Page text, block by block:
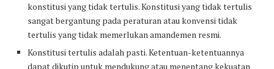
konstitusi yang tidak tertulis. Konstitusi yang tidak tertulis
sangat bergantung pada peraturan atau konvensi tidak
tertulis yang tidak memerlukan amandemen resmi.
Konstitusi tertulis adalah pasti. Ketentuan-ketentuannya
dapat dikutip untuk mendukung atau menentang kekuatan